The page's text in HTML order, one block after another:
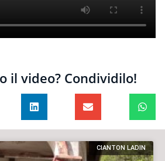
il video? Condividilo!
CIANTON LADIN